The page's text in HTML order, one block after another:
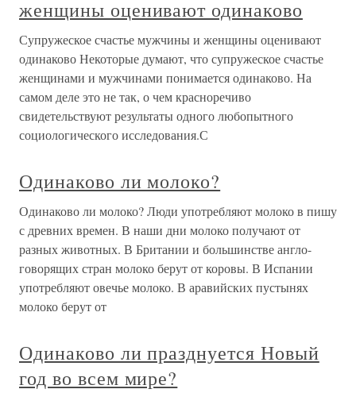
женщины оценивают одинаково
Супружеское счастье мужчины и женщины оценивают
одинаково Некоторые думают, что супружеское счастье
женщинами и мужчинами понимается одинаково. На
самом деле это не так, о чем красноречиво
свидетельствуют результаты одного любопытного
социологического исследования.С
Одинаково ли молоко?
Одинаково ли молоко? Люди употребляют молоко в пишу
с древних времен. В наши дни молоко получают от
разных животных. В Британии и большинстве англо-
говорящих стран молоко берут от коровы. В Испании
употребляют овечье молоко. В аравийских пустынях
молоко берут от
Одинаково ли празднуется Новый
год во всем мире?